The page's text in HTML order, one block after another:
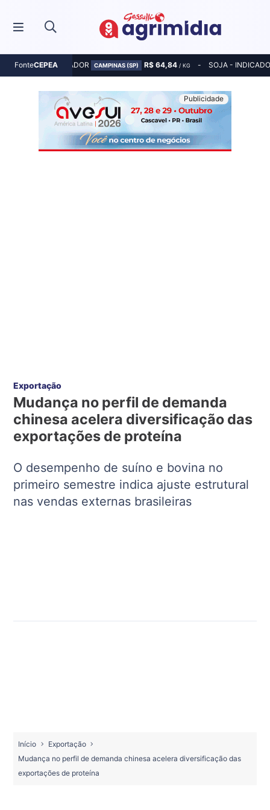
FonteCEPEA
MILHO - INDICADOR CAMPINAS (SP) R$ 64,84 / KG SOJA -
Exportação
Mudança no perfil de demanda
chinesa acelera diversificação das
exportações de proteína
O desempenho de suíno e bovina no
primeiro semestre indica ajuste estrutural
nas vendas externas brasileiras
Início
Exportação
Mudança no perfil de demanda chinesa acelera diversificação das
exportações de proteína